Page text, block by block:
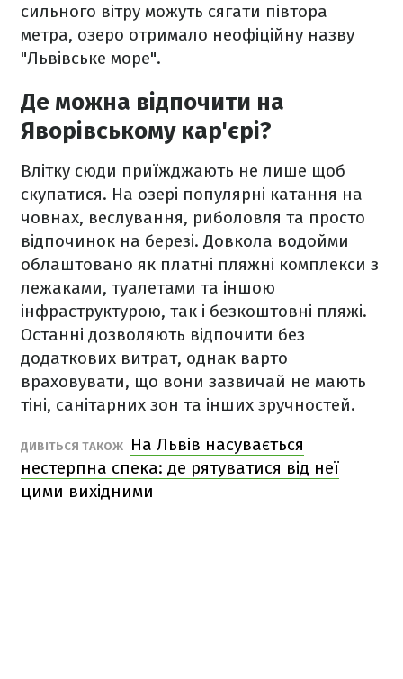
сильного вітру можуть сягати півтора
метра, озеро отримало неофіційну назву
"Львівське море".
Де можна відпочити на
Яворівському кар'єрі?
Влітку сюди приїжджають не лише щоб
скупатися. На озері популярні катання на
човнах, веслування, риболовля та просто
відпочинок на березі. Довкола водойми
облаштовано як платні пляжні комплекси з
лежаками, туалетами та іншою
інфраструктурою, так і безкоштовні пляжі.
Останні дозволяють відпочити без
додаткових витрат, однак варто
враховувати, що вони зазвичай не мають
тіні, санітарних зон та інших зручностей.
ДИВІТЬСЯ ТАКОЖ
На Львів насувається
нестерпна спека: де рятуватися від неї
цими вихідними